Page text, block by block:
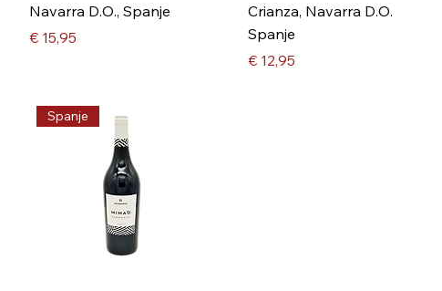
Navarra D.O., Spanje
Prijs
€ 15,95
Crianza, Navarra D.O.
Spanje
Prijs
€ 12,95
Spanje